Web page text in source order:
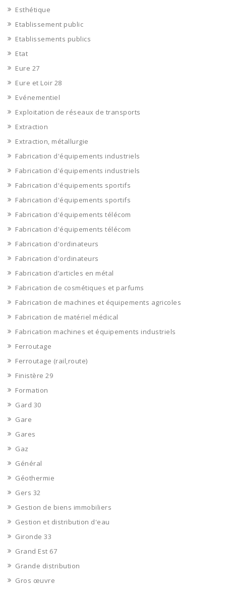
Esthétique
Etablissement public
Etablissements publics
Etat
Eure 27
Eure et Loir 28
Evénementiel
Exploitation de réseaux de transports
Extraction
Extraction, métallurgie
Fabrication d'équipements industriels
Fabrication d'équipements industriels
Fabrication d'équipements sportifs
Fabrication d'équipements sportifs
Fabrication d'équipements télécom
Fabrication d'équipements télécom
Fabrication d'ordinateurs
Fabrication d'ordinateurs
Fabrication d’articles en métal
Fabrication de cosmétiques et parfums
Fabrication de machines et équipements agricoles
Fabrication de matériel médical
Fabrication machines et équipements industriels
Ferroutage
Ferroutage (rail,route)
Finistère 29
Formation
Gard 30
Gare
Gares
Gaz
Général
Géothermie
Gers 32
Gestion de biens immobiliers
Gestion et distribution d'eau
Gironde 33
Grand Est 67
Grande distribution
Gros œuvre